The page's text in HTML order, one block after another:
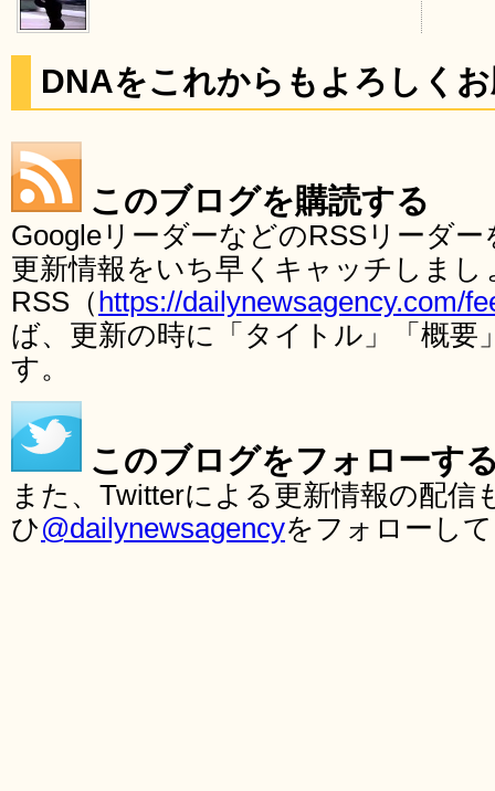
DNAをこれからもよろしく
このブログを購読する
GoogleリーダーなどのRSSリーダ
更新情報をいち早くキャッチしま
RSS（ https://dailynewsagency.com/
ば、更新の時に「タイトル」「概要
す。
このブログをフォローす
また、Twitterによる更新情報の配
ひ@dailynewsagencyをフォローし